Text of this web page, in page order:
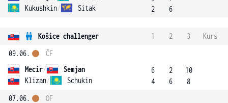
Kukushkin/ Sitak
2
6
Košice challenger 1 2 3
Kurs
09.06.
Mecir/
Semjan
Klizan/ Schukin
ČF
6
4
2
6
10
8
07.06.
OF